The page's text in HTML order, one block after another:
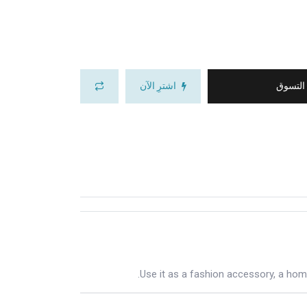
التسوق اشترِ الآن
Use it as a fashion accessory, a